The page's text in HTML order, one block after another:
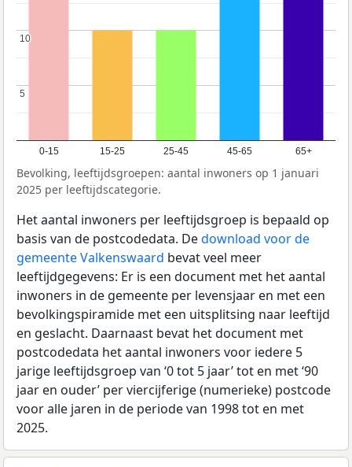
0-15 15-25 25-45 45-65 65+
5
5
10
10
Bevolking, leeftijdsgroepen: aantal inwoners op 1 januari
2025 per leeftijdscategorie.
Het aantal inwoners per leeftijdsgroep is bepaald op
basis van de postcodedata. Dedownload voor de
gemeente Valkenswaard bevat veel meer
leeftijdgegevens: Er is een document met het aantal
inwoners in de gemeente per levensjaar en met een
bevolkingspiramide met een uitsplitsing naar leeftijd
en geslacht. Daarnaast bevat het document met
postcodedata het aantal inwoners voor iedere 5
jarige leeftijdsgroep van ‘0 tot 5 jaar’ tot en met ‘90
jaar en ouder’ per viercijferige (numerieke) postcode
voor alle jaren in de periode van 1998 tot en met
2025.